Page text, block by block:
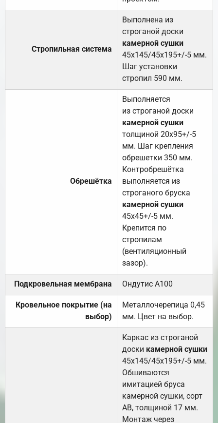
Стропильная система
Выполнена из
строганой доски
камерной сушки
45х145/45х195+/-5 мм.
Шаг установки
стропил 590 мм.
Обрешётка
Выполняется
из строганой доски
камерной сушки
толщиной 20х95+/-5
мм. Шаг крепления
обрешетки 350 мм.
Контробрешётка
выполняется из
строганого бруска
камерной сушки
45х45+/-5 мм.
Крепится по
стропилам
(вентиляционный
зазор).
Подкровельная мембрана Ондутис А100
Кровельное покрытие (на
выбор)
Металлочерепица 0,45
мм. Цвет на выбор.
Каркас из строганой
доски камерной сушки
45х145/45х195+/-5 мм.
Обшиваются
имитацией бруса
камерной сушки, сорт
АВ, толщиной 17 мм.
Монтаж через